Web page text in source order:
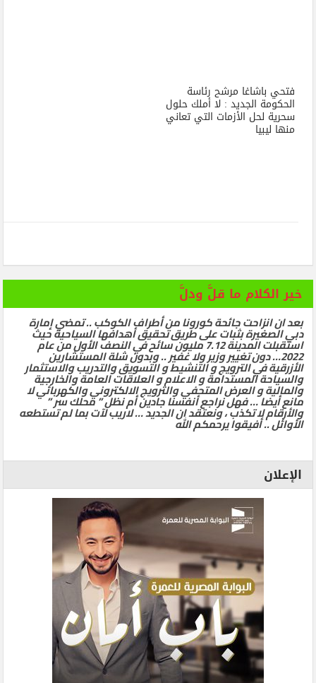
فتحي باشاغا مرشح رئاسة
الحكومة الجديد : لا أملك حلول
سحرية لحل الأزمات التي تعاني
منها ليبيا
خير الكلام ما قلَّ ودلَّ
بعد ان انزاحت جائحة كورونا من أطراف الكوكب .. تمضي إمارة
دبي الصغيرة بثبات على طريق تحقيق أهدافها السياحية حيث
استقبلت المدينة 7.12 مليون سائح في النصف الأول من عام
2022… دون تغيير وزير ولا غفير .. وبدون شلة المستشارين
الأزرقية في الترويج و التنشيط و التسويق والتدريب والاستثمار
والسياحة المستدامة و الاعلام و العلاقات العامة والخارجية
والمالية و العرض المتحفي والترويج الالكتروني والكهربائي لا
مانع أيضا … فهل نراجع أنفسنا جادين أم نظل ” محلك سر ”
والأرقام لا تكذب ، ونعتقد ان الجديد … لاريب لآت بما لم تستطعه
الأوائل .. أفيقوا يرحمكم الله
الإعلان